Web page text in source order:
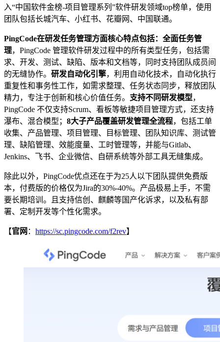
入“中国软件金榜-项目管理系列”软件研发领域top榜单，使用
团队包括长城汽车、小红书、花瓣网、中国联通。
PingCode在研发任务管理方面核心特点包括：全面任务管
理，PingCode 管理软件研发过程中的所有类型任务，包括需
求、开发、测试、缺陷、版本和文档等，同时支持团队成员间
的无缝协作。 研发自动化引擎，利用自动化技术，自动化执行
重复性和事务性工作，如需求整理、任务状态同步，释放团队
精力，专注于创新和核心价值任务。 支持不同研发模型，
PingCode 不仅支持Scrum、看板等敏捷项目管理方式，还支持
瀑布、混合模型； 8大子产品覆盖研发管理全流程，包括工单
收集、产品管理、项目管理、目标管理、团队知识库、测试管
理、缺陷管理、效能度量、工时管理等，并能与Gitlab、
Jenkins、飞书、企业微信、自研系统等外部工具无缝集成。
除此以外，PingCode优点还在于为25人以下团队提供免费版
本，付费版的价格仅为Jira的30%-40%。产品极易上手，不需
要长期培训。且支持信创、麒麟等国产化诉求，以及私有部
署、定制开发等个性化需求。
【官网 ： https://sc.pingcode.com/f2rev】